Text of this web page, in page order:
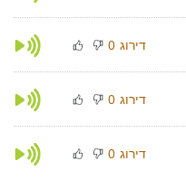
0 דירוג
0 דירוג
0 דירוג